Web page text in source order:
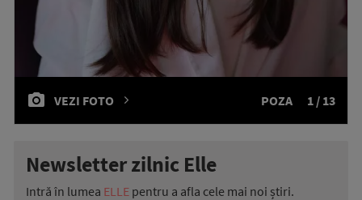
VEZI FOTO POZA 1 / 13
Newsletter zilnic Elle
Intră în lumea ELLE pentru a afla cele mai noi știri.